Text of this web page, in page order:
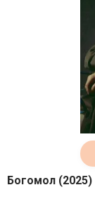
Богомол (2025)